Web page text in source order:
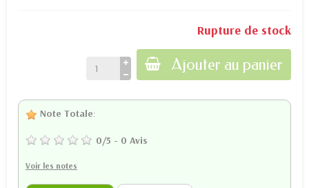
Rupture de stock
Ajouter au panier
Note Totale:
0/5 - 0 Avis
Voir les notes